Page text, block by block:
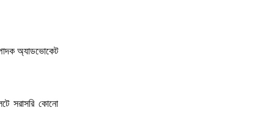
অ্যাডভোকেট
সরাসরি কোনো